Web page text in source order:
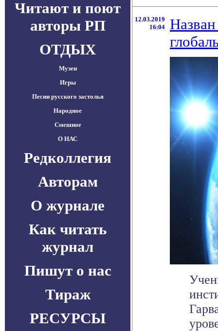
Читают и поют
авторы РП
ОТДЫХ
Музеи
Игры
Песни русского застолья
Народное
Смешное
О НАС
Редколлегия
Авторам
О журнале
Как читать
журнал
Пишут о нас
Тираж
РЕСУРСЫ
12.03.2019
16:04